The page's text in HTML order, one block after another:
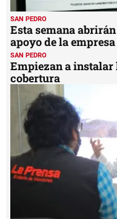
SAN PEDRO
Esta semana
apoyo de la
SAN PEDRO
Empiezan a
cobertura